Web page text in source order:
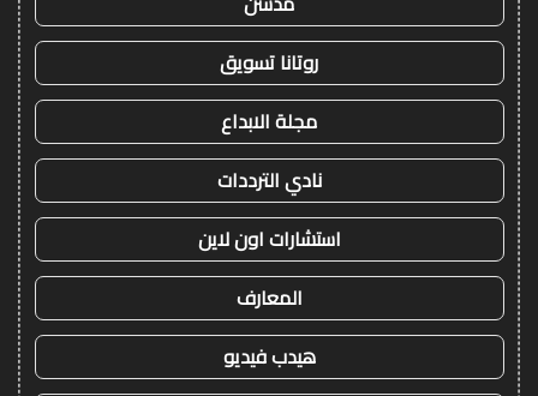
روتانا تسويق
مجلة الابداع
نادي الترددات
استشارات اون لاين
المعارف
هيدب فيديو